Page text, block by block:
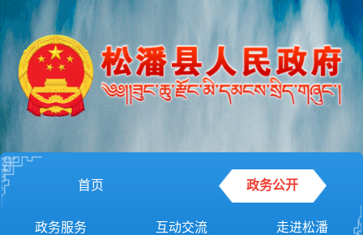
首页 政务公开
政务服务 互动交流 走进松潘